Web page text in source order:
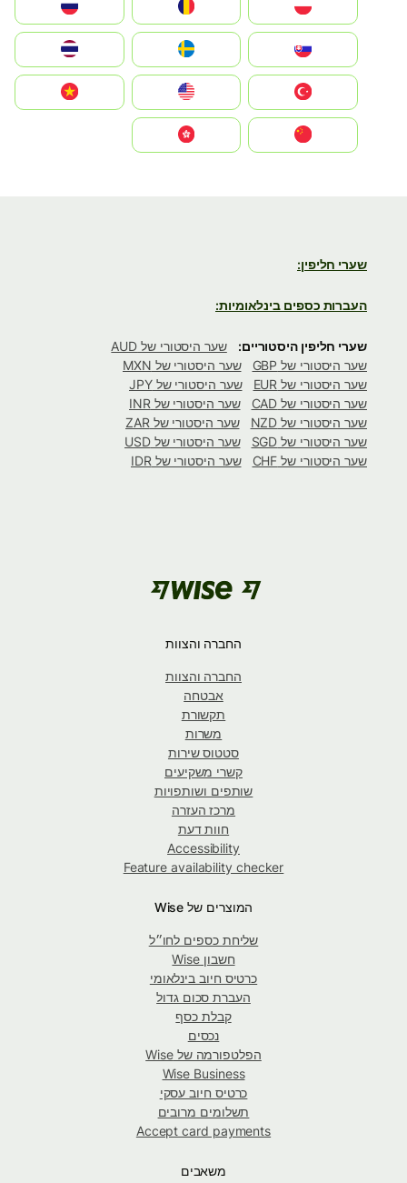
România
Slovensko
United States
Vietnam
שערי חליפין:
העברות כספים בינלאומיות:
שערי חליפין היסטוריים:
שער היסטורי של AUD
שער היסטורי של GBP
שער היסטורי של MXN
שער היסטורי של EUR
שער היסטורי של JPY
שער היסטורי של CAD
שער היסטורי של INR
שער היסטורי של NZD
שער היסטורי של ZAR
שער היסטורי של SGD
שער היסטורי של USD
שער היסטורי של CHF
שער היסטורי של IDR
החברה והצוות
החברה והצוות
אבטחה
תקשורת
משרות
סטטוס שירות
קשרי משקיעים
שותפים ושותפויות
מרכז העזרה
חוות דעת
Accessibility
Feature availability checker
המוצרים של Wise
שליחת כספים לחו״ל
חשבון Wise
כרטיס חיוב בינלאומי
העברת סכום גדול
קבלת כסף
נכסים
הפלטפורמה של Wise
Wise Business
כרטיס חיוב עסקי
תשלומים מרובים
Accept card payments
משאבים